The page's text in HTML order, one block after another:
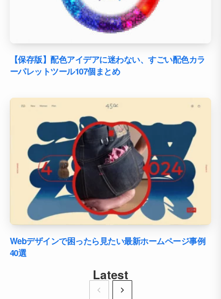
【保存版】配色アイデアに迷わない、すごい配色カラ
ーパレットツール107個まとめ
Webデザインで困ったら見たい最新ホームページ事例
40選
Latest